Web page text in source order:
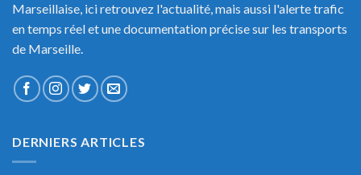
Marseillaise, ici retrouvez l'actualité, mais aussi l'alerte trafic
en temps réel et une documentation précise sur les transports
de Marseille.
DERNIERS ARTICLES